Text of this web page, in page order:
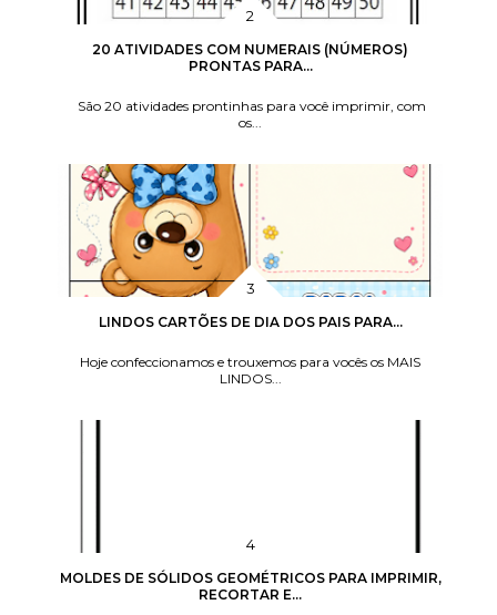
20 ATIVIDADES COM NUMERAIS (NÚMEROS)
PRONTAS PARA...
São 20 atividades prontinhas para você imprimir, com
os...
LINDOS CARTÕES DE DIA DOS PAIS PARA...
Hoje confeccionamos e trouxemos para vocês os MAIS
LINDOS...
MOLDES DE SÓLIDOS GEOMÉTRICOS PARA IMPRIMIR,
RECORTAR E...